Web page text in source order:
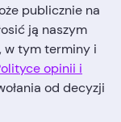
publicznie na
ją naszym
w tym terminy i
opinii i
od decyzji